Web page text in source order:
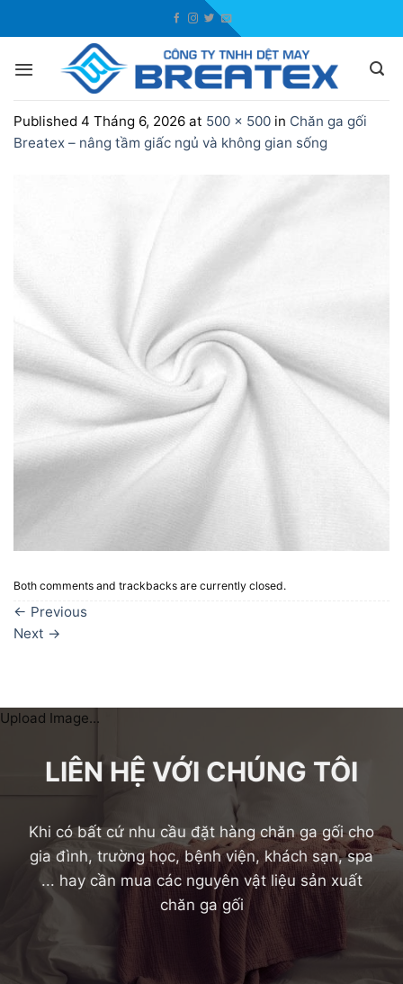
Published 4 Tháng 6, 2026 at 500 × 500 in Chăn ga gối
Breatex – nâng tầm giấc ngủ và không gian sống
Both comments and trackbacks are currently closed.
← Previous
Next →
LIÊN HỆ VỚI CHÚNG TÔI
Khi có bất cứ nhu cầu đặt hàng chăn ga gối cho
gia đình, trường học, bệnh viện, khách sạn, spa
... hay cần mua các nguyên vật liệu sản xuất
chăn ga gối
Upload Image...